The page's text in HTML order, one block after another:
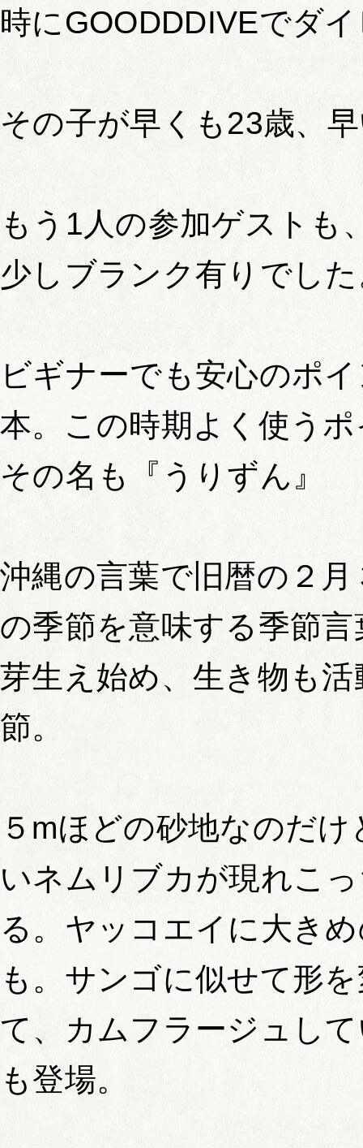
時にGOODDDIVEでダ
その子が早くも23歳、
もう1人の参加ゲストも
少しブランク有りでし
ビギナーでも安心のポ
本。この時期よく使う
その名も『うりずん』
沖縄の言葉で旧暦の２
の季節を意味する季節
芽生え始め、生き物も
節。
５mほどの砂地なのだ
いネムリブカが現れこ
る。ヤッコエイに大き
も。サンゴに似せて形
て、カムフラージュし
も登場。